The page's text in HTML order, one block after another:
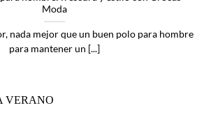
Moda
nada mejor que un buen polo para hombre
para mantener un [...]